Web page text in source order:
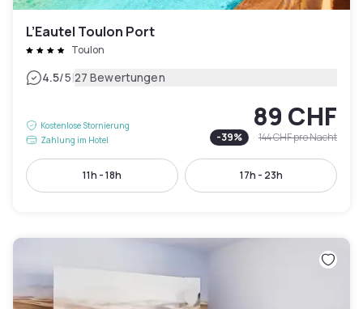
L’Eautel Toulon Port
Toulon
4.5/5|27 Bewertungen
Kostenlose Stornierung
Zahlung im Hotel
89 CHF
-39% 144 CHFpro Nacht
11h - 18h 17h - 23h